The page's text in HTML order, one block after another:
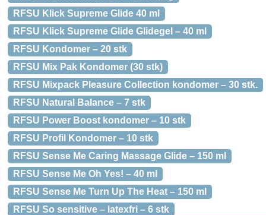
RFSU Klick Supreme Glide 40 ml
RFSU Klick Supreme Glide Glidegel – 40 ml
RFSU Kondomer – 20 stk
RFSU Mix Pak Kondomer (30 stk)
RFSU Mixpack Pleasure Collection kondomer – 30 stk.
RFSU Natural Balance – 7 stk
RFSU Power Boost kondomer – 10 stk
RFSU Profil Kondomer – 10 stk
RFSU Sense Me Caring Massage Glide – 150 ml
RFSU Sense Me Oh Yes! – 40 ml
RFSU Sense Me Turn Up The Heat – 150 ml
RFSU So sensitive – latexfri – 6 stk